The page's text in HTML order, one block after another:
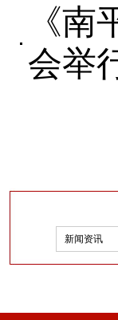
《
会举
新闻资讯